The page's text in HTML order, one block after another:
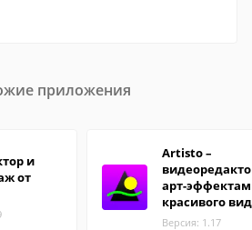
приложения
и
от
Artisto –
арт-
красивого
Версия: 1.17